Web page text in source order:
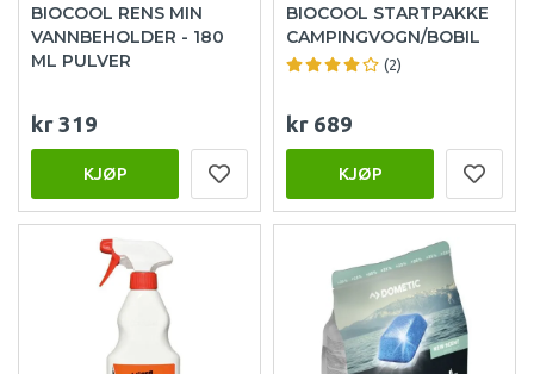
BIOCOOL RENS MIN
VANNBEHOLDER - 180
ML PULVER
kr 319
KJØP
BIOCOOL STARTPAKKE
CAMPINGVOGN/BOBIL
(2)
kr 689
KJØP